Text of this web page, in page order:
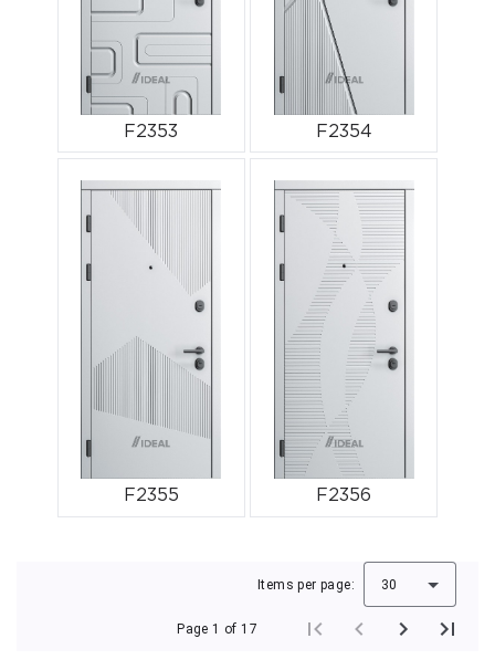
F2353 F2354
F2355 F2356
Items per page: 30
Page 1 of 17